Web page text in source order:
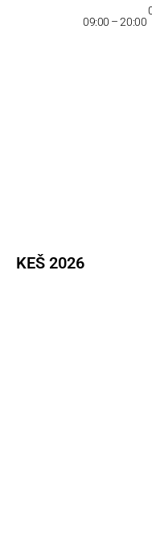
09:00 – 20:00
KEŠ 2026